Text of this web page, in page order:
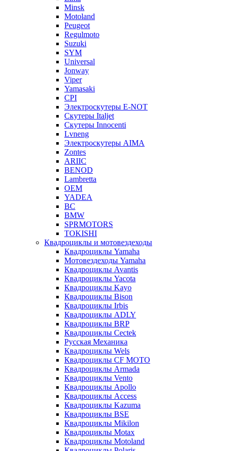
Minsk
Motoland
Peugeot
Regulmoto
Suzuki
SYM
Universal
Jonway
Viper
Yamasaki
CPI
Электроскутеры E-NOT
Скутеры Italjet
Скутеры Innocenti
Lvneng
Электроскутеры AIMA
Zontes
ARIIC
BENOD
Lambretta
OEM
YADEA
BC
BMW
SPRMOTORS
TOKISHI
Квадроциклы и мотовездеходы
Квадроциклы Yamaha
Мотовездеходы Yamaha
Квадроциклы Avantis
Квадроциклы Yacota
Квадроциклы Kayo
Квадроциклы Bison
Квадроциклы Irbis
Квадроциклы ADLY
Квадроциклы BRP
Квадроциклы Cectek
Русская Механика
Квадроциклы Wels
Квадроциклы CF MOTO
Квадроциклы Armada
Квадроциклы Vento
Квадроциклы Apollo
Квадроциклы Access
Квадроциклы Kazuma
Квадроциклы BSE
Квадроциклы Mikilon
Квадроциклы Motax
Квадроциклы Motoland